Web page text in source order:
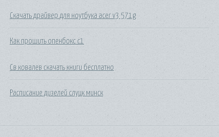
Скачать драйвер для ноутбука acer v3 571g
Как прошить опенбокс с1
Св ковалев скачать книги бесплатно
Расписание дизелей слуцк минск